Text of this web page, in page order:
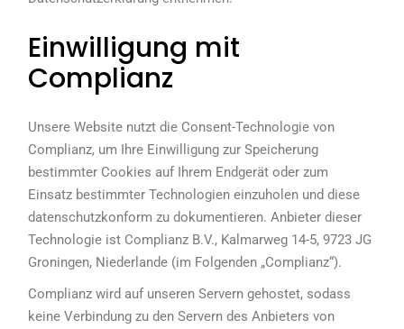
Einwilligung mit
Complianz
Unsere Website nutzt die Consent-Technologie von
Complianz, um Ihre Einwilligung zur Speicherung
bestimmter Cookies auf Ihrem Endgerät oder zum
Einsatz bestimmter Technologien einzuholen und diese
datenschutzkonform zu dokumentieren. Anbieter dieser
Technologie ist Complianz B.V., Kalmarweg 14-5, 9723 JG
Groningen, Niederlande (im Folgenden „Complianz“).
Complianz wird auf unseren Servern gehostet, sodass
keine Verbindung zu den Servern des Anbieters von